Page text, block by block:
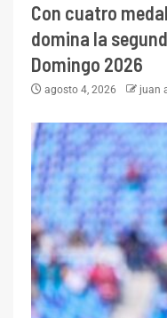
Con cuatro
domina la
Domingo 2026
agosto 4, 2026 juan